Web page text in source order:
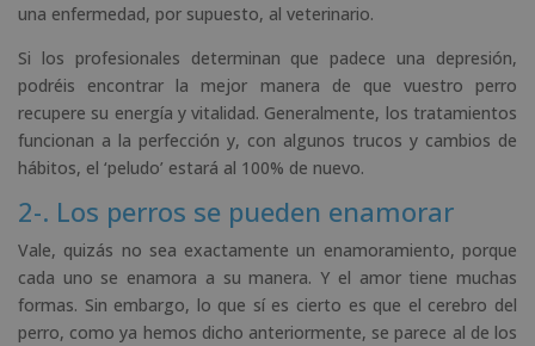
una enfermedad, por supuesto, al veterinario.
Si los profesionales determinan que padece una depresión,
podréis encontrar la mejor manera de que vuestro perro
recupere su energía y vitalidad. Generalmente, los tratamientos
funcionan a la perfección y, con algunos trucos y cambios de
hábitos, el ‘peludo’ estará al 100% de nuevo.
2-. Los perros se pueden enamorar
Vale, quizás no sea exactamente un enamoramiento, porque
cada uno se enamora a su manera. Y el amor tiene muchas
formas. Sin embargo, lo que sí es cierto es que el cerebro del
perro, como ya hemos dicho anteriormente, se parece al de los